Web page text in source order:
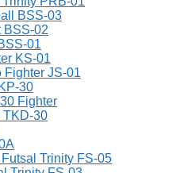
BSS-03
BSS-02
01
KS-01
Fighter JS-01
30
Fighter
TKD-30
Trinity FS-05